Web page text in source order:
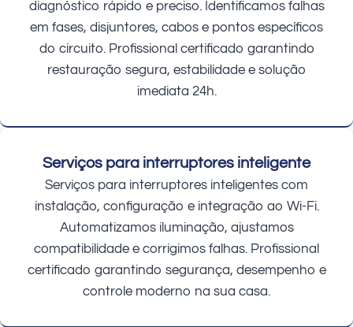
diagnóstico rápido e preciso. Identificamos falhas
em fases, disjuntores, cabos e pontos específicos
do circuito. Profissional certificado garantindo
restauração segura, estabilidade e solução
imediata 24h.
Serviços para interruptores inteligente
Serviços para interruptores inteligentes com
instalação, configuração e integração ao Wi-Fi.
Automatizamos iluminação, ajustamos
compatibilidade e corrigimos falhas. Profissional
certificado garantindo segurança, desempenho e
controle moderno na sua casa.